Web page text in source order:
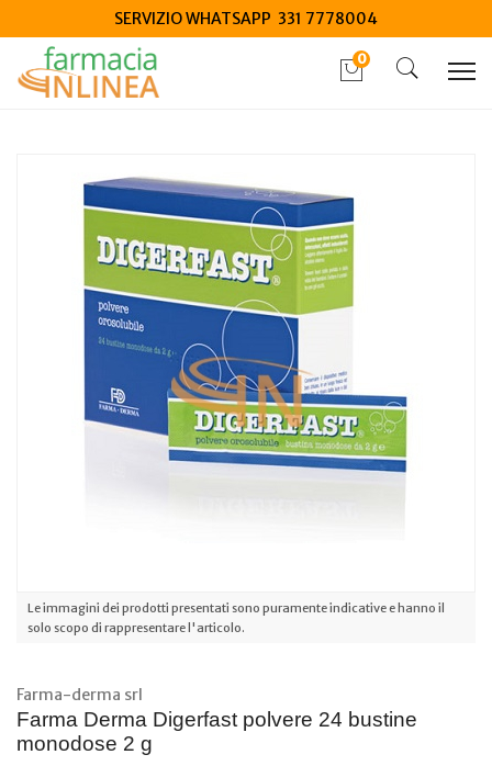
SERVIZIO WHATSAPP 331 7778004
0
Le immagini dei prodotti presentati sono puramente indicative e hanno il
solo scopo di rappresentare l'articolo.
Farma-derma srl
Farma Derma Digerfast polvere 24 bustine
monodose 2 g